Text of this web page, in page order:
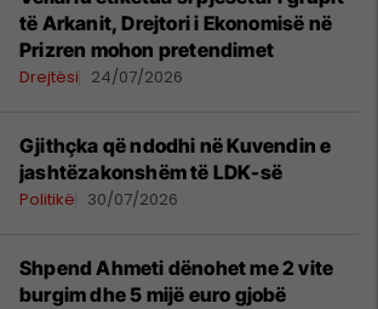
të Arkanit, Drejtori i Ekonomisë në
Prizren mohon pretendimet
Drejtësi 24/07/2026
Gjithçka që ndodhi në Kuvendin e
jashtëzakonshëm të LDK-së
Politikë 30/07/2026
Shpend Ahmeti dënohet me 2 vite
burgim dhe 5 mijë euro gjobë